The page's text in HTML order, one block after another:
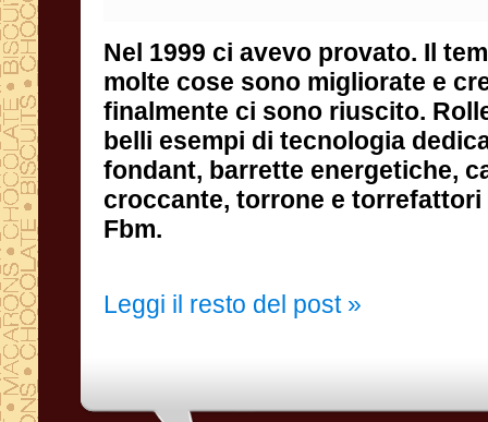
Nel 1999 ci avevo provato. Il
molte cose sono migliorate e
finalmente ci sono riuscito.
belli esempi di tecnologia
fondant, barrette
croccante, torrone e torrefattori
Fbm.
Leggi il resto del post »